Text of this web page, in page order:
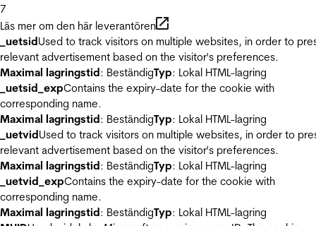
7
Läs mer om den här leverantören
_uetsidUsed to track visitors on multiple websites, in order to
relevant advertisement based on the visitor's preferences.
Maximal lagringstid: BeständigTyp: Lokal HTML-lagring
_uetsid_expContains the expiry-date for the cookie with
corresponding name.
Maximal lagringstid: BeständigTyp: Lokal HTML-lagring
_uetvidUsed to track visitors on multiple websites, in order to
relevant advertisement based on the visitor's preferences.
Maximal lagringstid: BeständigTyp: Lokal HTML-lagring
_uetvid_expContains the expiry-date for the cookie with
corresponding name.
Maximal lagringstid: BeständigTyp: Lokal HTML-lagring